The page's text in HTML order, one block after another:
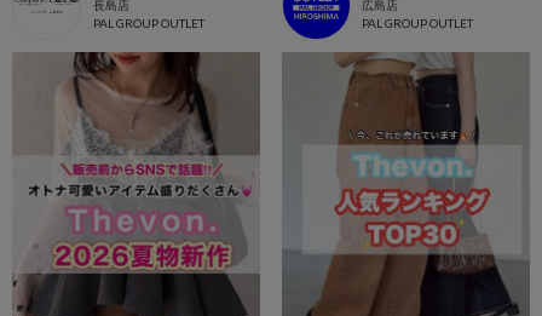
長島店
PAL GROUP OUTLET
広島店
PAL GROUP OUTLET